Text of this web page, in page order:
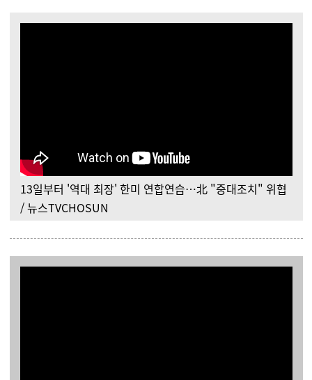
13일부터 '역대 최장' 한미 연합연습…北 "중대조치" 위협
/ 뉴스TVCHOSUN